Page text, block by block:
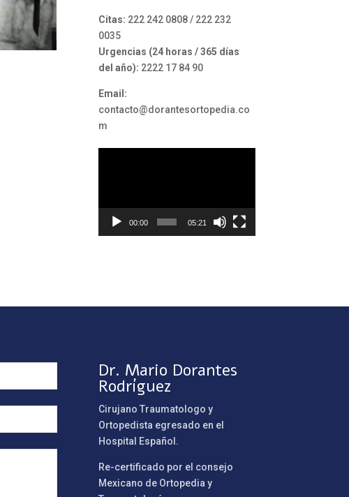
Citas: 222 242 0808 / 222 232
0035
Urgencias (24 horas / 365 días
del año): 2222 17 84 90
Email:
contacto@dorantesortopedia.co
m
00:00 05:21
Dr. Mario Dorantes
Rodríguez
Cirujano Traumatologo y
Ortopedista egresado en el
Hospital Español.
Re-certificado por el consejo
Mexicano de Ortopedia y